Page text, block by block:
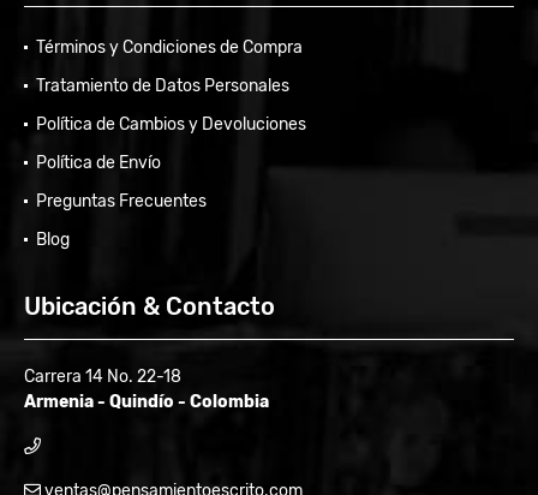
Términos y Condiciones de Compra
Tratamiento de Datos Personales
Política de Cambios y Devoluciones
Política de Envío
Preguntas Frecuentes
Blog
Ubicación & Contacto
Carrera 14 No. 22-18
Armenia - Quindío - Colombia